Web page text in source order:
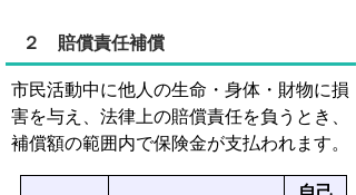
２ 賠償責任補償
市民活動中に他人の生命・身体・財物に損
害を与え、法律上の賠償責任を負うとき、
補償額の範囲内で保険金が支払われます。